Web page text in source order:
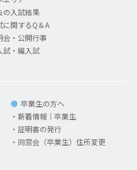
の入試結果
に関するQ＆A
会・公開行事
試・編入試
卒業生の方へ
新着情報｜卒業生
証明書の発行
同窓会（卒業生）住所変更